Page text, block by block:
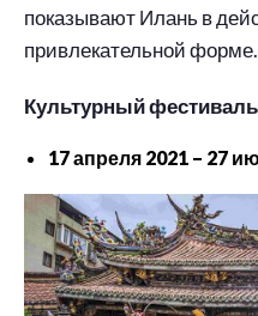
показывают Илань в
привлекательной форме.
Культурный
17 апреля 2021 – 27